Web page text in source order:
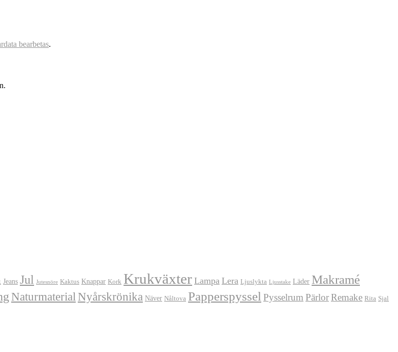
bearbetas.
Jeans Jul Jutesnöre Kaktus Knappar Kork Krukväxter Lampa Lera Ljuslykta Ljusstake Läder Makramé
Naturmaterial Nyårskrönika Näver Nåltova Papperspyssel Pysselrum PärlorRemake Rita Sjal